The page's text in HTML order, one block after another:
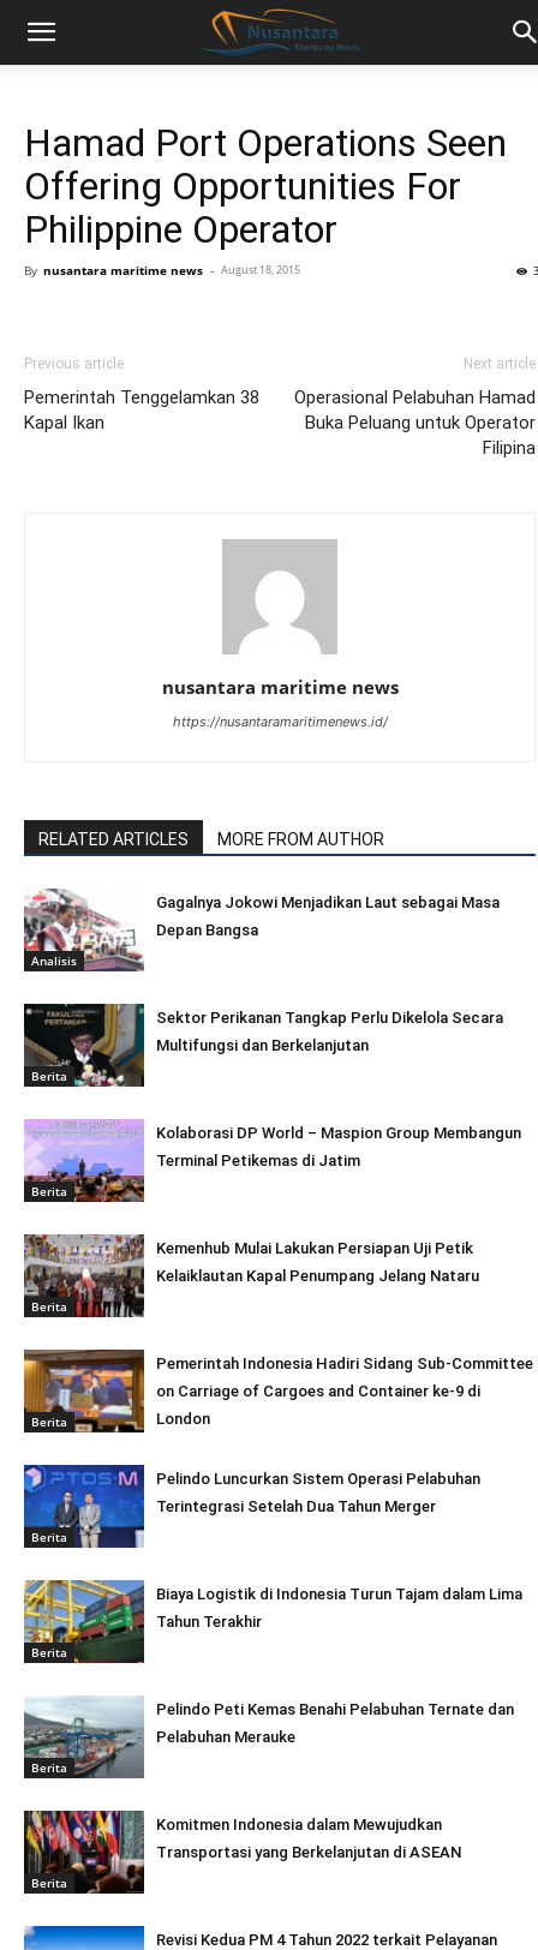
Hamad Port Operations Seen
Offering Opportunities For
Philippine Operator
By nusantara maritime news - August 18, 2015
Previous article
Pemerintah Tenggelamkan 38
Kapal Ikan
Next article
Operasional Pelabuhan Hamad
Buka Peluang untuk Operator
Filipina
nusantara maritime news
https://nusantaramaritimenews.id/
RELATED ARTICLES MORE FROM AUTHOR
Analisis
Gagalnya Jokowi Menjadikan Laut sebagai Masa
Depan Bangsa
Berita
Sektor Perikanan Tangkap Perlu Dikelola Secara
Multifungsi dan Berkelanjutan
Berita
Kolaborasi DP World – Maspion Group Membangun
Terminal Petikemas di Jatim
Berita
Kemenhub Mulai Lakukan Persiapan Uji Petik
Kelaiklautan Kapal Penumpang Jelang Nataru
Berita
Pemerintah Indonesia Hadiri Sidang Sub-Committee
on Carriage of Cargoes and Container ke-9 di
London
Berita
Pelindo Luncurkan Sistem Operasi Pelabuhan
Terintegrasi Setelah Dua Tahun Merger
Berita
Biaya Logistik di Indonesia Turun Tajam dalam Lima
Tahun Terakhir
Berita
Pelindo Peti Kemas Benahi Pelabuhan Ternate dan
Pelabuhan Merauke
Berita
Komitmen Indonesia dalam Mewujudkan
Transportasi yang Berkelanjutan di ASEAN
Revisi Kedua PM 4 Tahun 2022 terkait Pelayanan